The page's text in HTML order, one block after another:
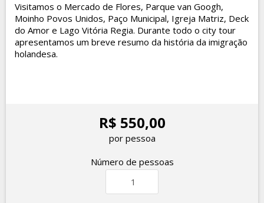
Visitamos o Mercado de Flores, Parque van Googh,
Moinho Povos Unidos, Paço Municipal, Igreja Matriz, Deck
do Amor e Lago Vitória Regia. Durante todo o city tour
apresentamos um breve resumo da história da imigração
holandesa.
R$ 550,00
por pessoa
Número de pessoas